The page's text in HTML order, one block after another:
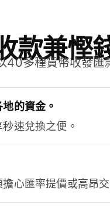
款兼慳
40多種貨幣收發匯
的資金。
速兌換之便。
心匯率提價或高昂交